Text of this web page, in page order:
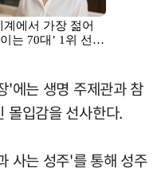
'에는 생명 주제관과 참
몰입감을 선사한다.
사는 성주'를 통해 성주